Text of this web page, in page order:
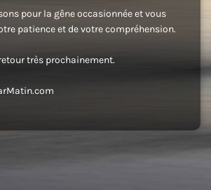
pour la gêne occasionnée et vous
patience et de votre compréhension.
très prochainement.